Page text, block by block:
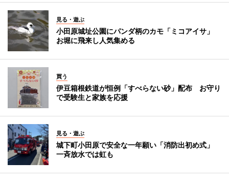
見る・遊ぶ
小田原城址公園にパンダ柄のカモ「ミコアイサ」
お堀に飛来し人気集める
買う
伊豆箱根鉄道が恒例「すべらない砂」配布 お守り
で受験生と家族を応援
見る・遊ぶ
城下町小田原で安全な一年願い「消防出初め式」
一斉放水では虹も